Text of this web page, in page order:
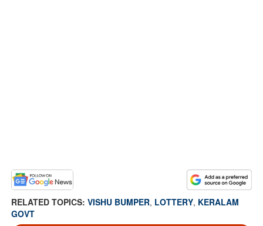
RELATED TOPICS: VISHU BUMPER, LOTTERY, KERALAM
GOVT